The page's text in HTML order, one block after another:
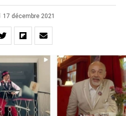
17 décembre 2021